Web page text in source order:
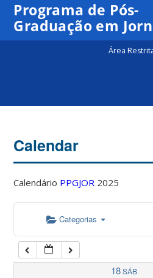
Programa de Pós-
Graduação em
Área
Calendar
Calendário PPGJOR 2025
Categorias
18SÁB
04:00
05:00
07:00